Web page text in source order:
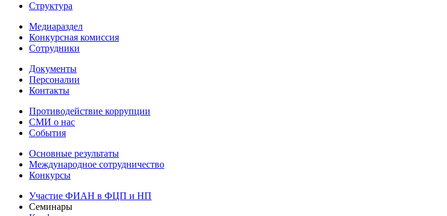
Структура
Медиараздел
Конкурсная комиссия
Сотрудники
Документы
Персоналии
Контакты
Противодействие коррупции
СМИ о нас
События
Основные результаты
Международное сотрудничество
Конкурсы
Участие ФИАН в ФЦП и НП
Семинары